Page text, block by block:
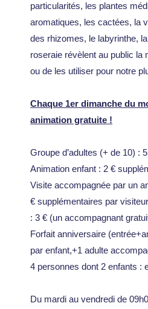
particularités, les plantes
aromatiques, les cactées, la
des rhizomes, le labyrinthe,
roseraie révèlent au public la
ou de les utiliser pour notre
Chaque 1er dimanche du
animation gratuite !
Groupe d’adultes (+ de 10) :
Animation enfant : 2 €
Visite accompagnée par un
€ supplémentaires par
: 3 € (un accompagnant
Forfait anniversaire
par enfant,+1 adulte
4 personnes dont 2 enfants :
Du mardi au vendredi de